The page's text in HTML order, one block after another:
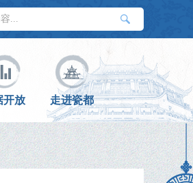
开放 走进瓷都